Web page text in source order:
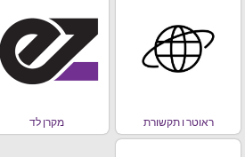
ראוטר ו תקשורת מקרן לד